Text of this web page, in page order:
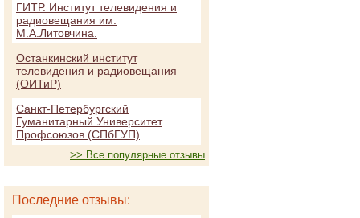
ГИТР. Институт телевидения и
радиовещания им.
М.А.Литовчина.
Останкинский институт
телевидения и радиовещания
(ОИТиР)
Санкт-Петербургский
Гуманитарный Университет
Профсоюзов (СПбГУП)
>> Все популярные отзывы
Последние отзывы: